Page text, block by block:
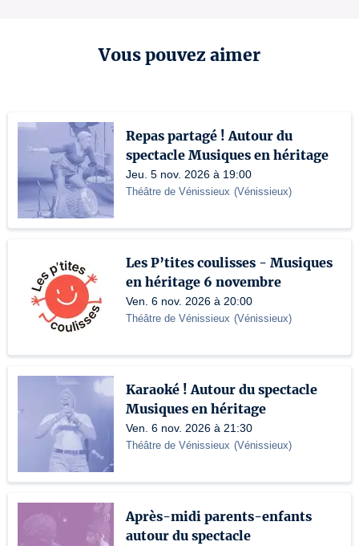
Vous pouvez aimer
Repas partagé ! Autour du
spectacle Musiques en héritage
Jeu. 5 nov. 2026 à 19:00
Théâtre de Vénissieux (Vénissieux)
Les P’tites coulisses - Musiques
en héritage 6 novembre
Ven. 6 nov. 2026 à 20:00
Théâtre de Vénissieux (Vénissieux)
Karaoké ! Autour du spectacle
Musiques en héritage
Ven. 6 nov. 2026 à 21:30
Théâtre de Vénissieux (Vénissieux)
Après-midi parents-enfants
autour du spectacle